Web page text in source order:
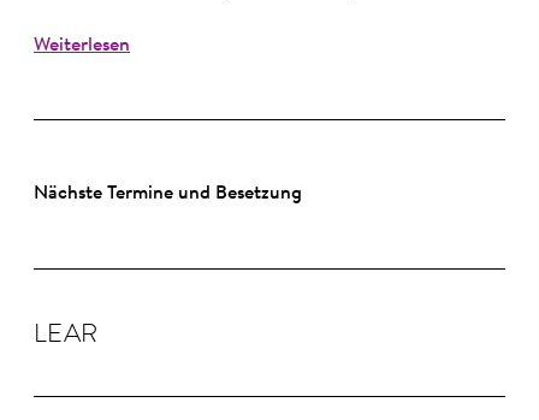
Weiterlesen
Nächste Termine und Besetzung
LEAR